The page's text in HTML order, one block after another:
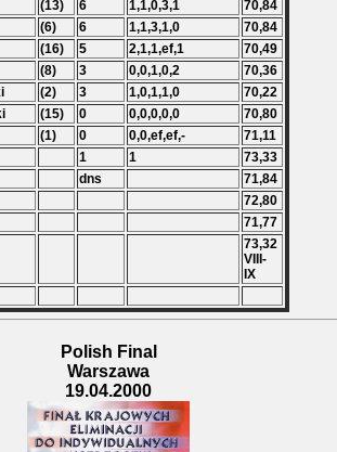
(13) 6 1,1,0,3,1
70,84
(6) 6 1,1,3,1,0
70,84
(16) 5 2,1,1,ef,1
70,49
(8) 3 0,0,1,0,2
70,36
(2) 3 1,0,1,1,0
70,22
(15) 0 0,0,0,0,0
70,80
(1) 0 0,0,ef,ef,-
71,11
1 1
73,33
dns
71,84
72,80
71,77
73,32
VIII-
IX
Polish Final
Warszawa
19.04.2000